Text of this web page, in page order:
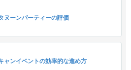
ヌーンパーティーの評価
ャンイベントの効率的な進め方